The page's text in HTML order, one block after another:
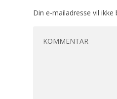
Din e-mailadresse vil ikke